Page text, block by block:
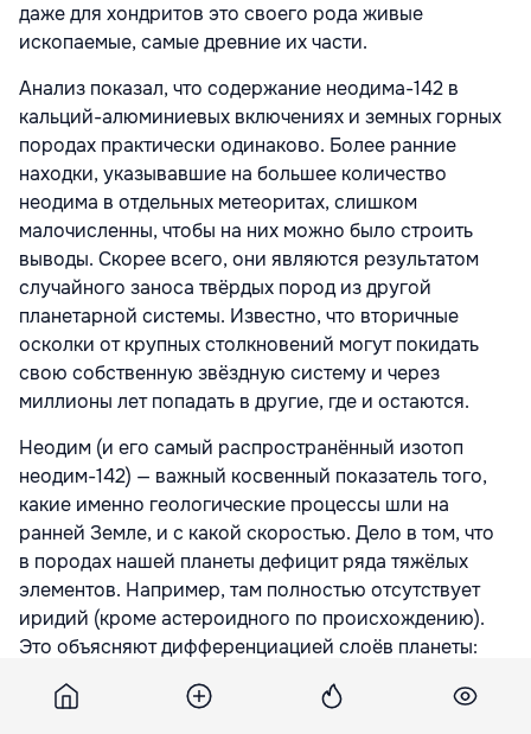
даже для хондритов это своего рода живые
ископаемые, самые древние их части.
Анализ показал, что содержание неодима-142 в
кальций-алюминиевых включениях и земных горных
породах практически одинаково. Более ранние
находки, указывавшие на большее количество
неодима в отдельных метеоритах, слишком
малочисленны, чтобы на них можно было строить
выводы. Скорее всего, они являются результатом
случайного заноса твёрдых пород из другой
планетарной системы. Известно, что вторичные
осколки от крупных столкновений могут покидать
свою собственную звёздную систему и через
миллионы лет попадать в другие, где и остаются.
Неодим (и его самый распространённый изотоп
неодим-142) — важный косвенный показатель того,
какие именно геологические процессы шли на
ранней Земле, и с какой скоростью. Дело в том, что
в породах нашей планеты дефицит ряда тяжёлых
элементов. Например, там полностью отсутствует
иридий (кроме астероидного по происхождению).
Это объясняют дифференциацией слоёв планеты:
переместившись ближе к ядру Земли. Более лёгкие